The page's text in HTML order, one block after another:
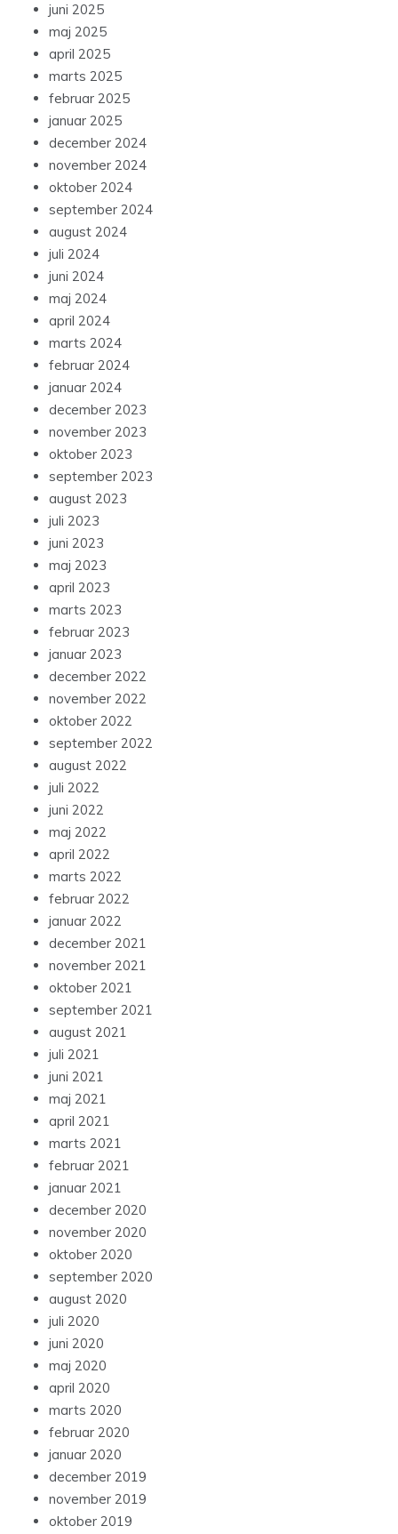
juni 2025
maj 2025
april 2025
marts 2025
februar 2025
januar 2025
december 2024
november 2024
oktober 2024
september 2024
august 2024
juli 2024
juni 2024
maj 2024
april 2024
marts 2024
februar 2024
januar 2024
december 2023
november 2023
oktober 2023
september 2023
august 2023
juli 2023
juni 2023
maj 2023
april 2023
marts 2023
februar 2023
januar 2023
december 2022
november 2022
oktober 2022
september 2022
august 2022
juli 2022
juni 2022
maj 2022
april 2022
marts 2022
februar 2022
januar 2022
december 2021
november 2021
oktober 2021
september 2021
august 2021
juli 2021
juni 2021
maj 2021
april 2021
marts 2021
februar 2021
januar 2021
december 2020
november 2020
oktober 2020
september 2020
august 2020
juli 2020
juni 2020
maj 2020
april 2020
marts 2020
februar 2020
januar 2020
december 2019
november 2019
oktober 2019